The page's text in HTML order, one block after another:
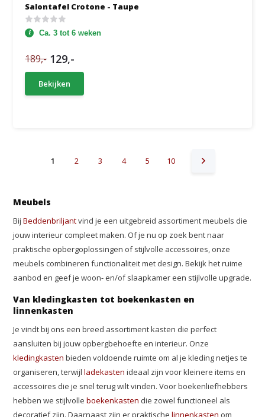
Salontafel Crotone - Taupe
Ca. 3 tot 6 weken
189,- 129,-
Bekijken
1 2 3 4 5 10
Meubels
BijBeddenbriljantvind je een uitgebreid assortiment meubels die
jouw interieur compleet maken. Of je nu op zoek bent naar
praktische opbergoplossingen of stijlvolle accessoires, onze
meubels combineren functionaliteit met design. Bekijk het ruime
aanbod en geef je woon- en/of slaapkamer een stijlvolle upgrade.
Van kledingkasten tot boekenkasten en
linnenkasten
Je vindt bij ons een breed assortiment kasten die perfect
aansluiten bij jouw opbergbehoefte en interieur. Onze
kledingkasten bieden voldoende ruimte om al je kleding netjes te
organiseren, terwijlladekasten ideaal zijn voor kleinere items en
accessoires die je snel terug wilt vinden. Voor boekenliefhebbers
hebben we stijlvolleboekenkasten die zowel functioneel als
decoratief zijn. Daarnaast zijn er praktischelinnenkasten om